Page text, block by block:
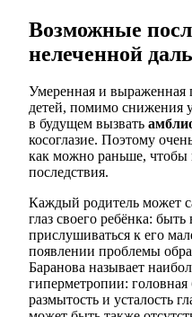
Возможные
нелеченной
Умеренная и выраженная
детей, помимо снижения
в будущем вызвать
косоглазие. Поэтому
как можно раньше, чтобы
последствия.
Каждый родитель может
глаз своего ребёнка:
прислушиваться к его
появлении проблемы
Баранова называет
гиперметропии:
размытость и усталость